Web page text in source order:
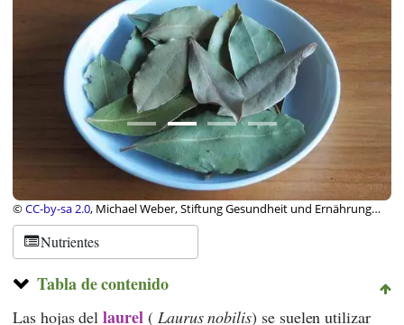
©CC-by-sa 2.0, Michael Weber, Stiftung Gesundheit und Ernährung
Schweiz
Nutrientes
Tabla de contenido
Las hojas dellaurel ( Laurus nobilis) se suelen utilizar